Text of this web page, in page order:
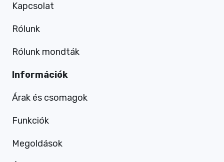
Kapcsolat
Rólunk
Rólunk mondták
Információk
Árak és csomagok
Funkciók
Megoldások